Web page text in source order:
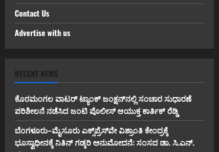
Contact Us
Advertise with us
RECENT NEWS
ಕೊರಮಂಗಲ ವಾಟರ್ ಟ್ಯಾಂಕ್ ಜಂಕ್ಷನ್‌ನಲ್ಲಿ ಸಂಚಾರ ಸುಧಾರಣೆ
ಪರಿಶೀಲನೆ ನಡೆಸಿದ ಜಂಟಿ ಪೊಲೀಸ್ ಆಯುಕ್ತ ಕಾರ್ತಿಕ್ ರೆಡ್ಡಿ
ಬೆಂಗಳೂರು–ಮೈಸೂರು ಎಕ್ಸ್‌ಪ್ರೆಸ್‌ವೇ ವಿಶ್ರಾಂತಿ ಕೇಂದ್ರಕ್ಕೆ
ಭೂಸ್ವಾಧೀನಕ್ಕೆ ನಿತಿನ್ ಗಡ್ಕರಿ ಅನುಮೋದನೆ: ಸಂಸದ ಡಾ. ಸಿ.ಎನ್.